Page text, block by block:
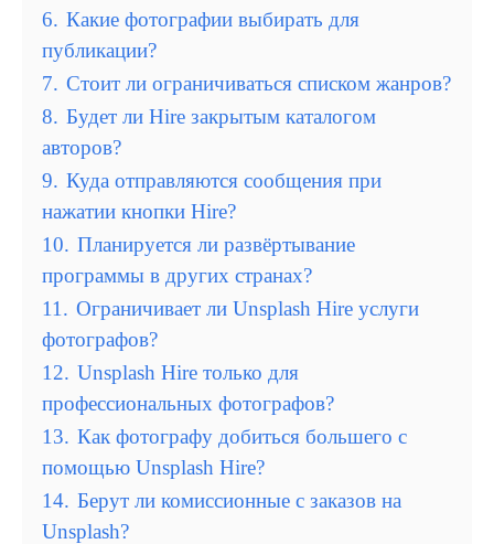
6. Какие фотографии выбирать для
публикации?
7. Стоит ли ограничиваться списком жанров?
8. Будет ли Hire закрытым каталогом
авторов?
9. Куда отправляются сообщения при
нажатии кнопки Hire?
10. Планируется ли развёртывание
программы в других странах?
11. Ограничивает ли Unsplash Hire услуги
фотографов?
12. Unsplash Hire только для
профессиональных фотографов?
13. Как фотографу добиться большего с
помощью Unsplash Hire?
14. Берут ли комиссионные с заказов на
Unsplash?